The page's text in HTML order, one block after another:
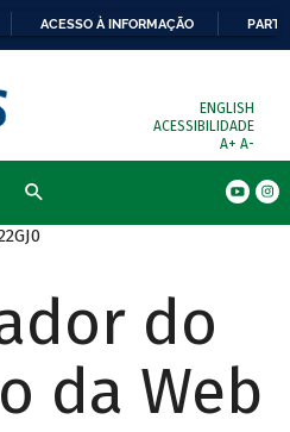
ACESSO À INFORMAÇÃO
ENGLISH
ACESSIBILIDADE
A+ A-
do
da Web